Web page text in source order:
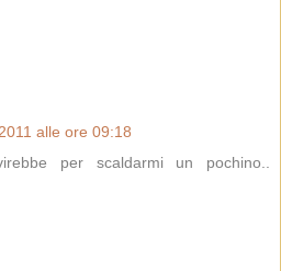
alle ore 09:18
per scaldarmi un pochino..